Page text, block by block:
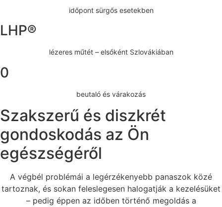
időpont sürgős esetekben
LHP®
lézeres műtét – elsőként Szlovákiában
0
beutaló és várakozás
Szakszerű és diszkrét
gondoskodás az Ön
egészségéről
A végbél problémái a legérzékenyebb panaszok közé
tartoznak, és sokan feleslegesen halogatják a kezelésüket
– pedig éppen az időben történő megoldás a